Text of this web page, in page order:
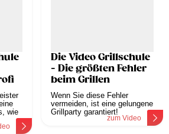
wie
Die Video Grillschule
- Die größten Fehler
beim Grillen
Wenn Sie diese Fehler
vermeiden, ist eine gelungene
Grillparty garantiert!
zum Video